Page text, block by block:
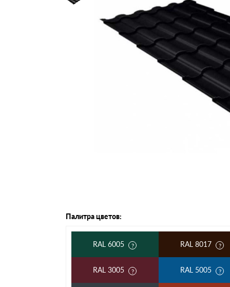
Черепица
Шифер
Шифер
Палитра цветов:
RAL 6005 RAL 8017
RAL 3005 RAL 5005